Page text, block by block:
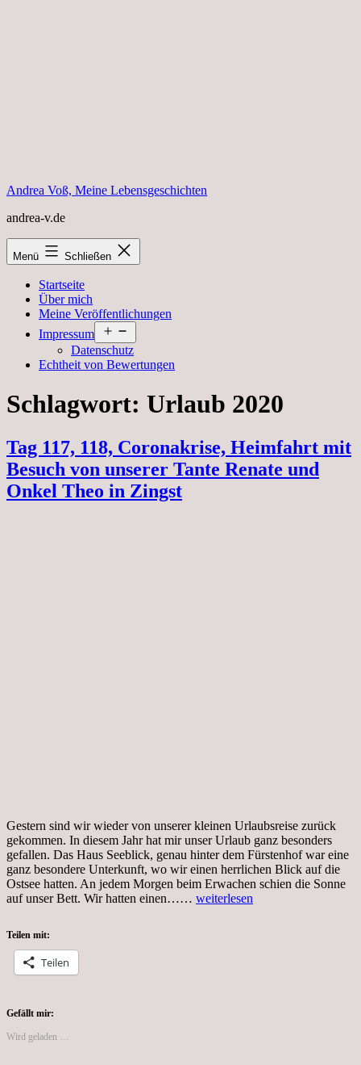
Andrea Voß, Meine Lebensgeschichten
andrea-v.de
Menü Schließen
Startseite
Über mich
Meine Veröffentlichungen
Impressum
öffnen
Datenschutz
Echtheit von Bewertungen
Schlagwort: Urlaub 2020
Tag 117, 118, Coronakrise, Heimfahrt mit
Besuch von unserer Tante Renate und
Onkel Theo in Zingst
Gestern sind wir wieder von unserer kleinen Urlaubsreise zurück
gekommen. In diesem Jahr hat mir unser Urlaub ganz besonders
gefallen. Das Haus Seeblick, genau hinter dem Fürstenhof war eine
ganz besondere Unterkunft, wo wir einen herrlichen Blick auf die
Ostsee hatten. An jedem Morgen beim Erwachen schien die Sonne
auf unser Bett. Wir hatten einen…… Tag
weiterlesen
Teilen mit:
Teilen
Gefällt mir:
Wird geladen …